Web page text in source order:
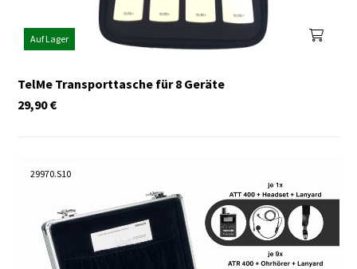
Auf Lager
TelMe Transporttasche für 8 Geräte
€
29,90
29970.S10